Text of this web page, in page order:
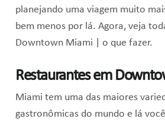
planejando uma viagem muito
bem menos por lá. Agora, veja
Downtown Miami | o que fazer.
Restaurantes em
Miami tem uma das maiores
gastronômicas do mundo e lá